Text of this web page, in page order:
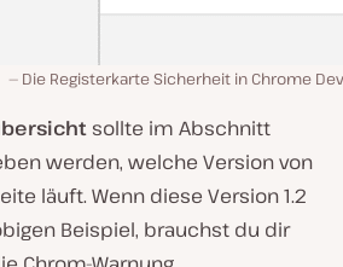
Die Registerkarte Sicherheit in Chrome
sollte im Abschnitt
werden, welche Version von
läuft. Wenn diese Version 1.2
Beispiel, brauchst du dir